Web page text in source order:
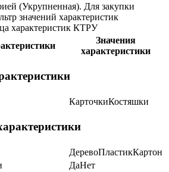
(Укрупненная). Для закупки
значений характеристик
характеристик КТРУ
Значения
характеристики
КарточкиКостяшки
ДеревоПластикКартон
ДаНет